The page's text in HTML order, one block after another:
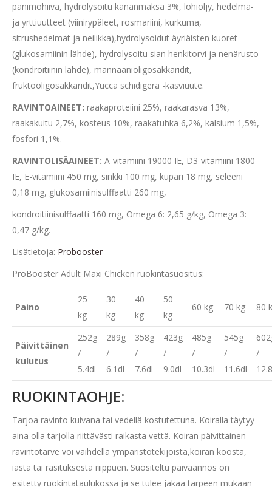
panimohiiva, hydrolysoitu kananmaksa 3%, lohiöljy, hedelmä-
ja yrttiuutteet (viinirypäleet, rosmariini, kurkuma,
sitrushedelmät ja neilikka),hydrolysoidut äyriäisten kuoret
(glukosamiinin lähde), hydrolysoitu sian henkitorvi ja nenärusto
(kondroitiinin lähde), mannaanioligosakkaridit,
fruktooligosakkaridit,Yucca schidigera -kasviuute.
RAVINTOAINEET: raakaproteiini 25%, raakarasva 13%,
raakakuitu 2,7%, kosteus 10%, raakatuhka 6,2%, kalsium 1,5%,
fosfori 1,1%.
RAVINTOLISÄAINEET: A-vitamiini 19000 IE, D3-vitamiini 1800
IE, E-vitamiini 450 mg, sinkki 100 mg, kupari 18 mg, seleeni
0,18 mg, glukosamiinisulffaatti 260 mg,
kondroitiinisulffaatti 160 mg, Omega 6: 2,65 g/kg, Omega 3:
0,47 g/kg.
Lisätietoja: Probooster
ProBooster Adult Maxi Chicken ruokintasuositus:
Paino
25
kg
30
kg
40
kg
50
kg
60 kg 70 kg 80
Päivittäinen
kulutus
252g
/
5.4dl
289g
/
6.1dl
358g
/
7.6dl
423g
/
9.0dl
485g
/
10.3dl
545g
/
11.6dl
/
RUOKINTAOHJE:
Tarjoa ravinto kuivana tai vedellä kostutettuna. Koiralla täytyy
aina olla tarjolla riittävästi raikasta vettä. Koiran päivittäinen
ravintotarve voi vaihdella ympäristötekijöistä,koiran koosta,
iästä tai rasituksesta riippuen. Suositeltu päiväannos on
esitetty ruokintataulukossa ja se tulee jakaa tarpeen mukaan